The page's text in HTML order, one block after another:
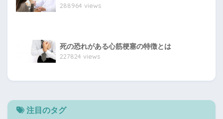
288964 views
死の恐れがある心筋梗塞の特徴とは
227824 views
注目のタグ